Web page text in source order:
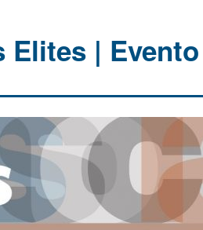
Elites | Evento